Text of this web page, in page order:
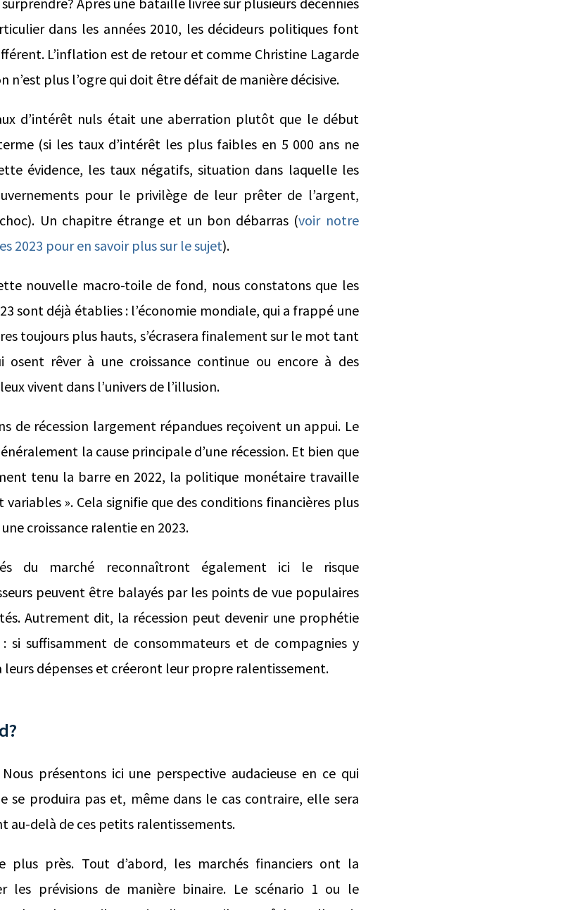
dans les années 2010, les décideurs politiques font
L’inflation est de retour et comme Christine Lagarde
n’est plus l’ogre qui doit être défait de manière décisive.
d’intérêt nuls était une aberration plutôt que le début
(si les taux d’intérêt les plus faibles en 5 000 ans ne
évidence, les taux négatifs, situation dans laquelle les
pour le privilège de leur prêter de l’argent,
Un chapitre étrange et un bon débarras (voir notre
2023 pour en savoir plus sur le sujet).
nouvelle macro-toile de fond, nous constatons que les
sont déjà établies : l’économie mondiale, qui a frappé une
toujours plus hauts, s’écrasera finalement sur le mot tant
osent rêver à une croissance continue ou encore à des
vivent dans l’univers de l’illusion.
de récession largement répandues reçoivent un appui. Le
la cause principale d’une récession. Et bien que
tenu la barre en 2022, la politique monétaire travaille
». Cela signifie que des conditions financières plus
croissance ralentie en 2023.
du marché reconnaîtront également ici le risque
peuvent être balayés par les points de vue populaires
Autrement dit, la récession peut devenir une prophétie
: si suffisamment de consommateurs et de compagnies y
dépenses et créeront leur propre ralentissement.
présentons ici une perspective audacieuse en ce qui
se produira pas et, même dans le cas contraire, elle sera
au-delà de ces petits ralentissements.
plus près. Tout d’abord, les marchés financiers ont la
les prévisions de manière binaire. Le scénario 1 ou le